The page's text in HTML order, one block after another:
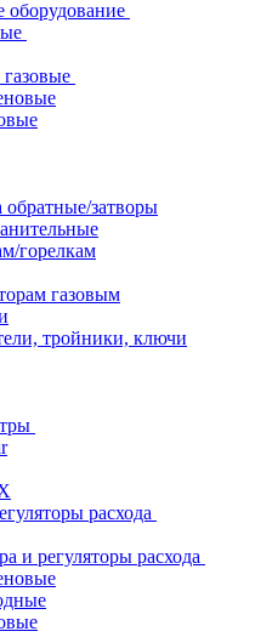
оборудование
обратные/затворы
горелкам
газовым
тройники, ключи
расхода
и регуляторы расхода